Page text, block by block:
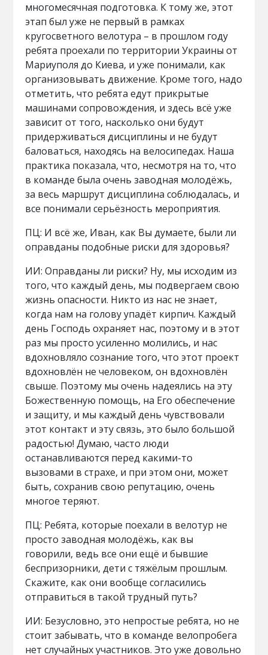
многомесячная подготовка. К тому же, этот
этап был уже не первый в рамках
кругосветного велотура – в прошлом году
ребята проехали по территории Украины от
Мариуполя до Киева, и уже понимали, как
организовывать движение. Кроме того, надо
отметить, что ребята едут прикрытые
машинами сопровождения, и здесь всё уже
зависит от того, насколько они будут
придерживаться дисциплины и не будут
баловаться, находясь на велосипедах. Наша
практика показала, что, несмотря на то, что
в команде была очень заводная молодёжь,
за весь маршрут дисциплина соблюдалась, и
все понимали серьёзность мероприятия.
ПЦ: И всё же, Иван, как Вы думаете, были ли
оправданы подобные риски для здоровья?
ИИ: Оправданы ли риски? Ну, мы исходим из
того, что каждый день, мы подвергаем свою
жизнь опасности. Никто из нас не знает,
когда нам на голову упадёт кирпич. Каждый
день Господь охраняет нас, поэтому и в этот
раз мы просто усиленно молились, и нас
вдохновляло сознание того, что этот проект
вдохновлён не человеком, он вдохновлён
свыше. Поэтому мы очень надеялись на эту
Божественную помощь, на Его обеспечение
и защиту, и мы каждый день чувствовали
этот контакт и эту связь, это было большой
радостью! Думаю, часто люди
останавливаются перед какими-то
вызовами в страхе, и при этом они, может
быть, сохранив свою репутацию, очень
многое теряют.
ПЦ: Ребята, которые поехали в велотур не
просто заводная молодёжь, как вы
говорили, ведь все они ещё и бывшие
беспризорники, дети с тяжёлым прошлым.
Скажите, как они вообще согласились
отправиться в такой трудный путь?
ИИ: Безусловно, это непростые ребята, но не
стоит забывать, что в команде велопробега
нет случайных участников. Это уже довольно